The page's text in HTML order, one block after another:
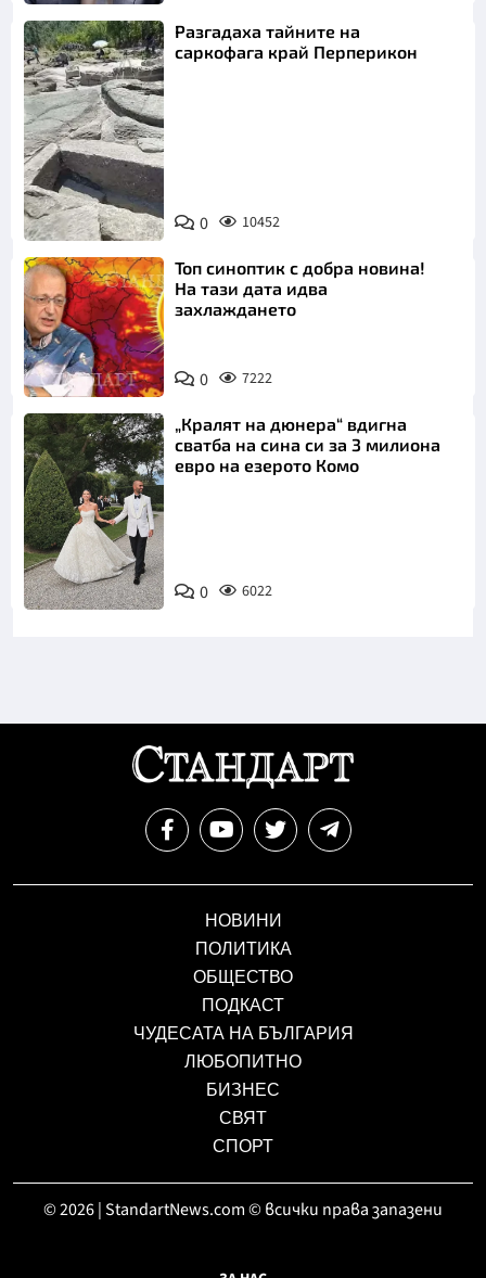
Снимка:
Bulgaria ON
AIR
Разгадаха тайните на
саркофага край Перперикон
0 10452
Топ синоптик с добра новина!
На тази дата идва
захлаждането
0 7222
Снимка:
Инстаграм
„Кралят на дюнера“ вдигна
сватба на сина си за 3 милиона
евро на езерото Комо
0 6022
НОВИНИ
ПОЛИТИКА
ОБЩЕСТВО
ПОДКАСТ
ЧУДЕСАТА НА БЪЛГАРИЯ
ЛЮБОПИТНО
БИЗНЕС
СВЯТ
СПОРТ
© 2026 | StandartNews.com © всички права запазени